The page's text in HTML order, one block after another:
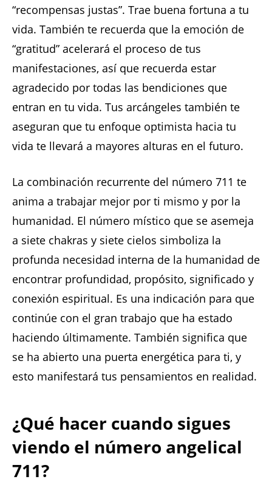
“recompensas justas”. Trae buena fortuna a tu
vida. También te recuerda que la emoción de
“gratitud” acelerará el proceso de tus
manifestaciones, así que recuerda estar
agradecido por todas las bendiciones que
entran en tu vida. Tus arcángeles también te
aseguran que tu enfoque optimista hacia tu
vida te llevará a mayores alturas en el futuro.
La combinación recurrente del número 711 te
anima a trabajar mejor por ti mismo y por la
humanidad. El número místico que se asemeja
a siete chakras y siete cielos simboliza la
profunda necesidad interna de la humanidad de
encontrar profundidad, propósito, significado y
conexión espiritual. Es una indicación para que
continúe con el gran trabajo que ha estado
haciendo últimamente. También significa que
se ha abierto una puerta energética para ti, y
esto manifestará tus pensamientos en realidad.
¿Qué hacer cuando sigues
viendo el número angelical
711?